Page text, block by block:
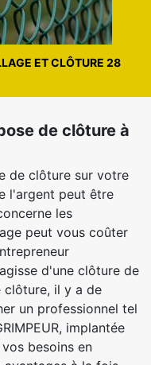
ET CLÔTURE 28
de clôture à
de clôture sur votre
l'argent peut être
les
peut vous coûter
d'une clôture de
il y a de
un professionnel tel
implantée
besoins en